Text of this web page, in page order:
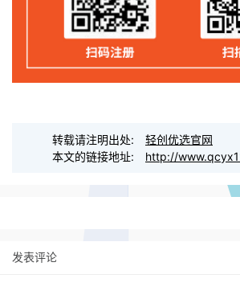
转载请注明出处:
轻创优选官网
本文的链接地址:
http://
发表评论